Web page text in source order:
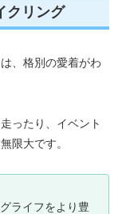
クリング
、格別の愛着がわ
ったり、イベント
限大です。
ライフをより豊